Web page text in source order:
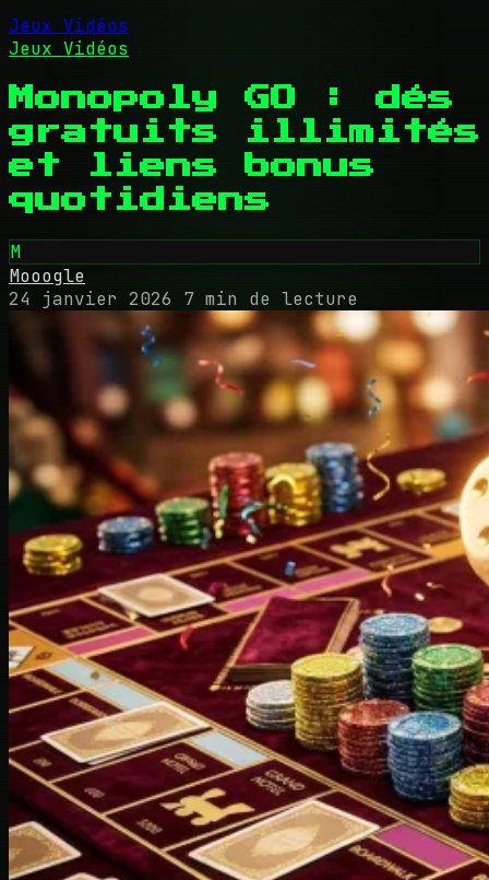
Jeux Vidéos
Jeux Vidéos
Monopoly GO : dés
gratuits illimités
et liens bonus
quotidiens
M
Mooogle
24 janvier 2026
7 min de lecture